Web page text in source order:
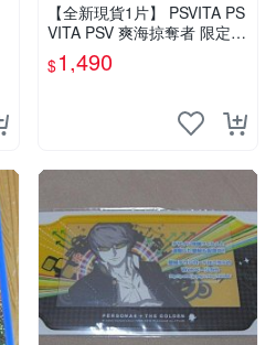
【全新現貨1片】 PSVITA PS
VITA PSV 爽海掠奪者 限定版
純日版 日文版
$1,490